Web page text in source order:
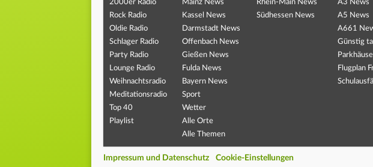
2000er Radio
Rock Radio
Oldie Radio
Schlager Radio
Party Radio
Lounge Radio
Weihnachtsradio
Meditationsradio
Top 40
Playlist
Mainz News
Kassel News
Darmstadt News
Offenbach News
Gießen News
Fulda News
Bayern News
Sport
Wetter
Alle Orte
Alle Themen
Rhein-Main News
Südhessen News
A3 News
A5 News
A661
Günstig
Flugplan
Impressum und Datenschutz Cookie-Einstellungen